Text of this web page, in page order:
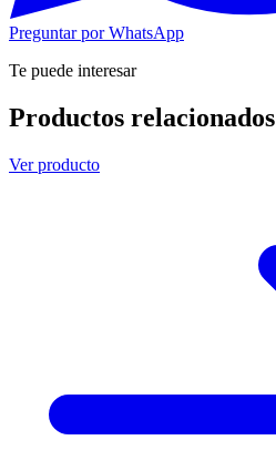
Preguntar por WhatsApp
Te puede interesar
Productos relacionados
Ver producto